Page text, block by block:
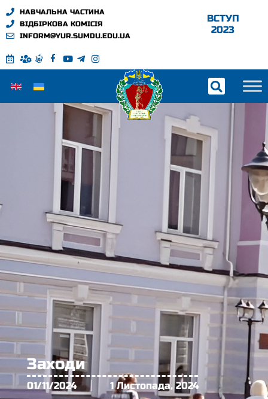
НАВЧАЛЬНА ЧАСТИНА
ВІДБІРКОВА КОМІСІЯ
INFORM@YUR.SUMDU.EDU.UA
ВСТУП
2023
Заходи
01/11/2024 1 Листопада, 2024